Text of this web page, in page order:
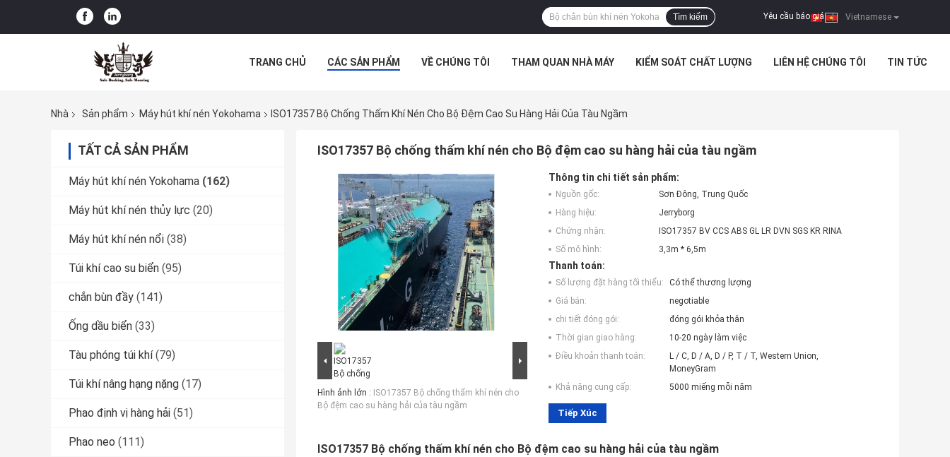
Vietnamese
Yêu cầu báo giá |
Tìm kiếm
TRANG CHỦ CÁC SẢN PHẨM VỀ CHÚNG TÔI THAM QUAN NHÀ MÁY KIỂM SOÁT CHẤT LƯỢNG LIÊN HỆ CHÚNG TÔI TIN TỨC
Nhà
Sản phẩm Máy hút khí nén Yokohama ISO17357 Bộ Chống Thấm Khí Nén Cho Bộ Đệm Cao Su Hàng Hải Của Tàu Ngầm
TẤT CẢ SẢN PHẨM
Máy hút khí nén Yokohama (162)
Máy hút khí nén thủy lực (20)
Máy hút khí nén nổi (38)
Túi khí cao su biển (95)
chắn bùn đầy (141)
Ống dầu biển (33)
Tàu phóng túi khí (79)
Túi khí nâng hạng nặng (17)
Phao định vị hàng hải (51)
Phao neo (111)
ISO17357 Bộ chống thấm khí nén cho Bộ đệm cao su hàng hải của tàu ngầm
Hình ảnh lớn : ISO17357 Bộ chống thấm khí nén cho
Bộ đệm cao su hàng hải của tàu ngầm
Thông tin chi tiết sản phẩm:
Nguồn gốc:
Sơn Đông, Trung Quốc
Hàng hiệu:
Jerryborg
Chứng nhận:
ISO17357 BV CCS ABS GL LR DVN SGS KR RINA
Số mô hình:
3,3m * 6,5m
Thanh toán:
Số lượng đặt hàng tối thiểu:
Có thể thương lượng
Giá bán:
negotiable
chi tiết đóng gói:
đóng gói khỏa thân
Thời gian giao hàng:
10-20 ngày làm việc
Điều khoản thanh toán:
L / C, D / A, D / P, T / T, Western Union,
MoneyGram
Khả năng cung cấp:
5000 miếng mỗi năm
Tiếp Xúc
ISO17357 Bộ chống thấm khí nén cho Bộ đệm cao su hàng hải của tàu ngầm